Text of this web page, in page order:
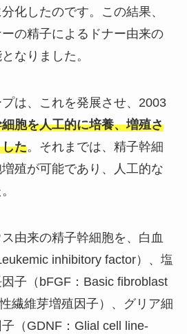
化したのです。この結果、
の精子によるドナー由来の
なりました。
は、これを発展させ、2003
胞を人工的に培養、増殖さ
た。それまでは、精子幹細
殖が可能であり、人工的な
由来の精子幹細胞を、白血
inhibitory factor）、塩
子（bFGF：Basic fibroblast
繊維芽増殖因子）、グリア細
（GDNF：Glial cell line-